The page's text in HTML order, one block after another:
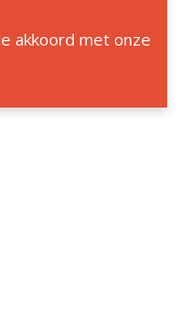
akkoord met onze